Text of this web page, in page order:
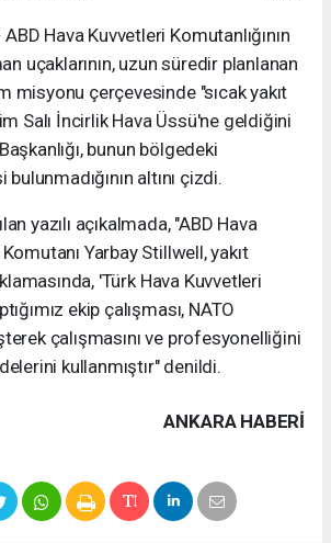
Hava Kuvvetleri Komutanlığının
uçaklarının, uzun süredir planlanan
misyonu çerçevesinde "sıcak yakıt
Salı İncirlik Hava Üssü'ne geldiğini
bunun bölgedeki
altını çizdi.
yazılı açıkalmada, "ABD Hava
Yarbay Stillwell, yakıt
'Türk Hava Kuvvetleri
ekip çalışması, NATO
çalışmasını ve profesyonelliğini
kullanmıştır" denildi.
ANKARA HABERİ